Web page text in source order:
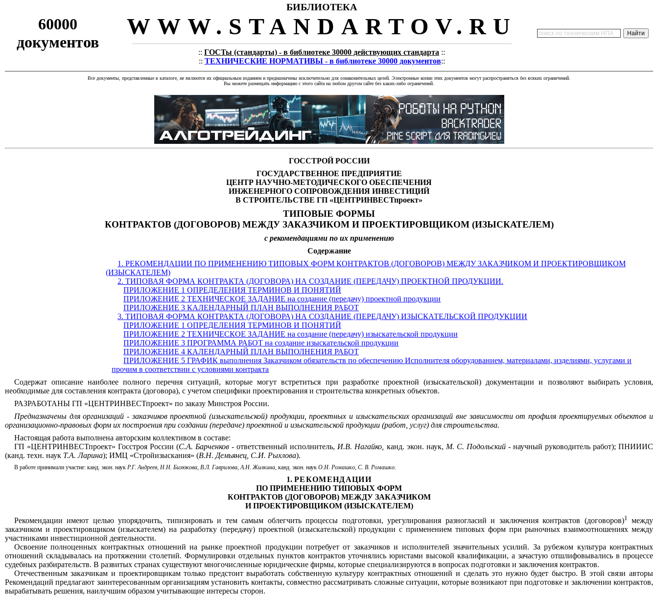
60000
документов
БИБЛИОТЕКА
WWW.STANDARTOV.RU
:: ГОСТы (стандарты) - в библиотеке 30000 действующих стандарта ::
:: ТЕХНИЧЕСКИЕ НОРМАТИВЫ - в библиотеке 30000 документов::
Все документы, представленные в каталоге, не являются их официальным изданием и предназначены исключительно для ознакомительных целей. Электронные копии этих документов могут распространяться без всяких ограничений.
Вы можете размещать информацию с этого сайта на любом другом сайте без каких-либо ограничений.
ГОССТРОЙ РОССИИ
ГОСУДАРСТВЕННОЕ ПРЕДПРИЯТИЕ
ЦЕНТР НАУЧНО-МЕТОДИЧЕСКОГО ОБЕСПЕЧЕНИЯ
ИНЖЕНЕРНОГО СОПРОВОЖДЕНИЯ ИНВЕСТИЦИЙ
В СТРОИТЕЛЬСТВЕ ГП «ЦЕНТРИНВЕСТпроект»
ТИПОВЫЕ ФОРМЫ
КОНТРАКТОВ (ДОГОВОРОВ) МЕЖДУ ЗАКАЗЧИКОМ И ПРОЕКТИРОВЩИКОМ (ИЗЫСКАТЕЛЕМ)
с рекомендациями по их применению
Содержание
1. РЕКОМЕНДАЦИИ ПО ПРИМЕНЕНИЮ ТИПОВЫХ ФОРМ КОНТРАКТОВ (ДОГОВОРОВ) МЕЖДУ ЗАКАЗЧИКОМ И ПРОЕКТИРОВЩИКОМ
(ИЗЫСКАТЕЛЕМ)
2. ТИПОВАЯ ФОРМА КОНТРАКТА (ДОГОВОРА) НА СОЗДАНИЕ (ПЕРЕДАЧУ) ПРОЕКТНОЙ ПРОДУКЦИИ.
ПРИЛОЖЕНИЕ 1 ОПРЕДЕЛЕНИЯ ТЕРМИНОВ И ПОНЯТИЙ
ПРИЛОЖЕНИЕ 2 ТЕХНИЧЕСКОЕ ЗАДАНИЕ на создание (передачу) проектной продукции
ПРИЛОЖЕНИЕ3 КАЛЕНДАРНЫЙ ПЛАН ВЫПОЛНЕНИЯ РАБОТ
3. ТИПОВАЯ ФОРМА КОНТРАКТА (ДОГОВОРА) НА СОЗДАНИЕ (ПЕРЕДАЧУ) ИЗЫСКАТЕЛЬСКОЙ ПРОДУКЦИИ
ПРИЛОЖЕНИЕ 1 ОПРЕДЕЛЕНИЯ ТЕРМИНОВ И ПОНЯТИЙ
ПРИЛОЖЕНИЕ 2 ТЕХНИЧЕСКОЕ ЗАДАНИЕ на создание (передачу) изыскательской продукции
ПРИЛОЖЕНИЕ 3 ПРОГРАММА РАБОТ на создание изыскательской продукции
ПРИЛОЖЕНИЕ 4 КАЛЕНДАРНЫЙ ПЛАН ВЫПОЛНЕНИЯ РАБОТ
ПРИЛОЖЕНИЕ 5 ГРАФИК выполнения Заказчиком обязательств по обеспечению Исполнителя оборудованием, материалами, изделиями, услугамии
прочим в соответствии с условиями контракта
Содержат описание наиболее полного перечня ситуаций, которые могут встретиться при разработке проектной (изыскательской) документации и позволяют выбирать условия,
необходимые для составления контракта (договора), с учетом специфики проектирования и строительства конкретных объектов.
РАЗРАБОТАНЫ ГП «ЦЕНТРИНВЕСТпроект» по заказу Минстроя России.
Предназначены для организаций - заказчиков проектной (изыскательской) продукции, проектных и изыскательских организаций вне зависимости от профиля проектируемых объектов и
организационно-правовых форм их построения при создании (передаче) проектной и изыскательской продукции (работ, услуг) для строительства.
Настоящая работа выполнена авторским коллективом в составе:
ГП «ЦЕНТРИНВЕСТпроект» Госстроя России (С.А. Барченков - ответственный исполнитель, И.В. Нагайко, канд. экон. наук, М. С. Подольский-научный руководитель работ); ПНИИИС
(канд. техн. наук Т.А. Ларина); ИМЦ «Стройизыскания» (В.Н. Демьянец, С.И. Рыхлова).
В работе принимали участие: канд. экон. наук Р.Г. Андреев, Н.Н. Бизюкова, В.Л. Гаврилова, А.Н. Жилкина,канд. экон. наук О.Н. Ромашко, С. В. Ромашко.
1. РЕКОМЕНДАЦИИ
ПО ПРИМЕНЕНИЮ ТИПОВЫХ ФОРМ
КОНТРАКТОВ (ДОГОВОРОВ) МЕЖДУ ЗАКАЗЧИКОМ
И ПРОЕКТИРОВЩИКОМ (ИЗЫСКАТЕЛЕМ)
Рекомендации имеют целью упорядочить, типизировать и тем самым облегчить процессы подготовки, урегулирования разногласий и заключения контрактов (договоров)1 между
заказчиком и проектировщиком (изыскателем) на разработку (передачу) проектной (изыскательской) продукции с применением типовых форм при рыночных взаимоотношениях между
участниками инвестиционной деятельности.
Освоение полноценных контрактных отношений на рынке проектной продукции потребует от заказчиков и исполнителей значительных усилий. За рубежом культура контрактных
отношений складывалась на протяжении столетий. Формулировки отдельных пунктов контрактов уточнялись юристами высокой квалификации, а зачастую отшлифовывались в процессе
судебных разбирательств. В развитых странах существуют многочисленные юридические фирмы, которые специализируются в вопросах подготовки и заключения контрактов.
Отечественным заказчикам и проектировщикам только предстоит выработать собственную культуру контрактных отношений и сделать это нужно будет быстро. В этой связи авторы
Рекомендаций предлагают заинтересованным организациям установить контакты, совместно рассматривать сложные ситуации, которые возникают при подготовке и заключении контрактов,
вырабатывать решения, наилучшим образом учитывающие интересы сторон.